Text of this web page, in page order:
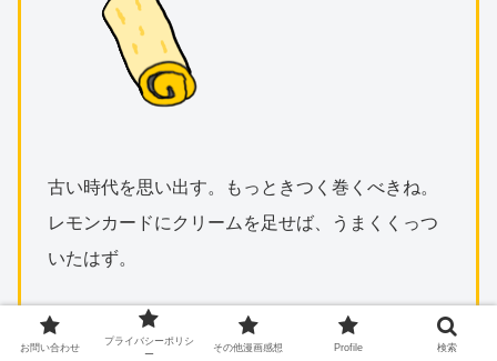
古い時代を思い出す。もっときつく巻くべきね。
レモンカードにクリームを足せば、うまくくっつ
いたはず。
お問い合わせ
プライバシーポリシ
ー
その他漫画感想 Profile 検索